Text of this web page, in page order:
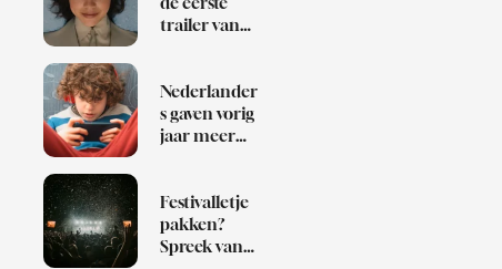
trailer van
Nederlander
s gaven vorig
jaar meer
games
Festivalletje
pakken?
Spreek van